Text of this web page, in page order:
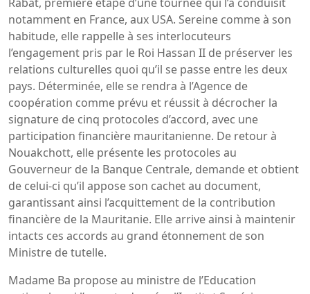
notamment en France, aux USA. Sereine comme à son
habitude, elle rappelle à ses interlocuteurs
l’engagement pris par le Roi Hassan II de préserver les
relations culturelles quoi qu’il se passe entre les deux
pays. Déterminée, elle se rendra à l’Agence de
coopération comme prévu et réussit à décrocher la
signature de cinq protocoles d’accord, avec une
participation financière mauritanienne. De retour à
Nouakchott, elle présente les protocoles au
Gouverneur de la Banque Centrale, demande et obtient
de celui-ci qu’il appose son cachet au document,
garantissant ainsi l’acquittement de la contribution
financière de la Mauritanie. Elle arrive ainsi à maintenir
intacts ces accords au grand étonnement de son
Ministre de tutelle.
Madame Ba propose au ministre de l’Education